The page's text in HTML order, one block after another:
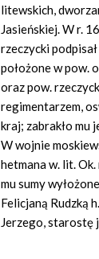
litewskich,
Jasieńskiej. W r.
rzeczycki
położone w pow.
oraz pow.
regimentarzem,
kraj; zabrakło mu
W wojnie
hetmana w. lit.
mu sumy
Felicjaną Rudzką
Jerzego, starostę